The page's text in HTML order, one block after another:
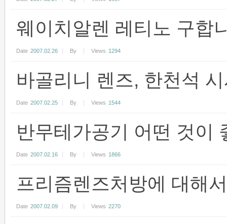
웨이치알렌 레티노 구합
Date 2007.02.26 By Views 1294
바골리니 렌즈, 한천석
Date 2007.02.25 By Views 1544
반무테가공기 어떤 것이
Date 2007.02.16 By Views 1866
프리즘렌즈처방에 대해
Date 2007.02.09 By Views 2270